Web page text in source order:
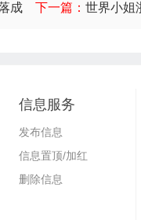
成 下一篇： 世界小姐
信息服务
发布信息
信息置顶/加红
删除信息